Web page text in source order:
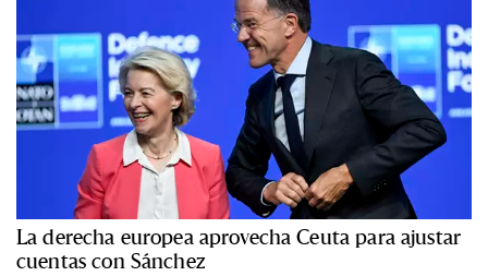
La derecha europea aprovecha Ceuta para ajustar
cuentas con Sánchez